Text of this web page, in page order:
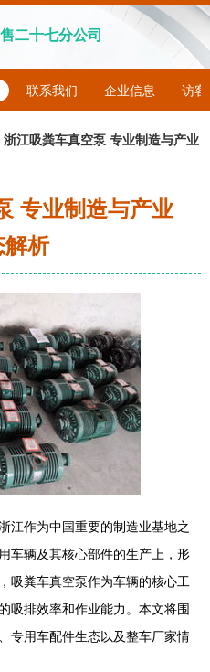
二十七分公司
联系我们 企业信息 访客
浙江吸粪车真空泵 专业制造与产业
专业制造与产业
解析
江作为中国重要的制造业基地之
车辆及其核心部件的生产上，形
吸粪车真空泵作为车辆的核心工
吸排效率和作业能力。本文将围
专用车配件生态以及整车厂家情